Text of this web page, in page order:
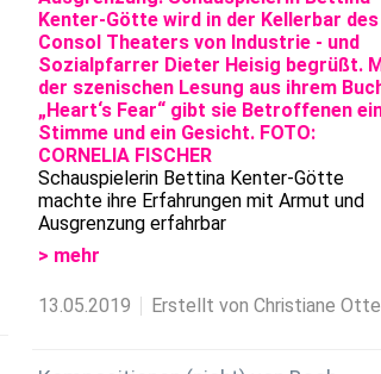
Schauspielerin Bettina Kenter-Götte
machte ihre Erfahrungen mit Armut und
Ausgrenzung erfahrbar
> mehr
13.05.2019 Erstellt von Christiane Otte